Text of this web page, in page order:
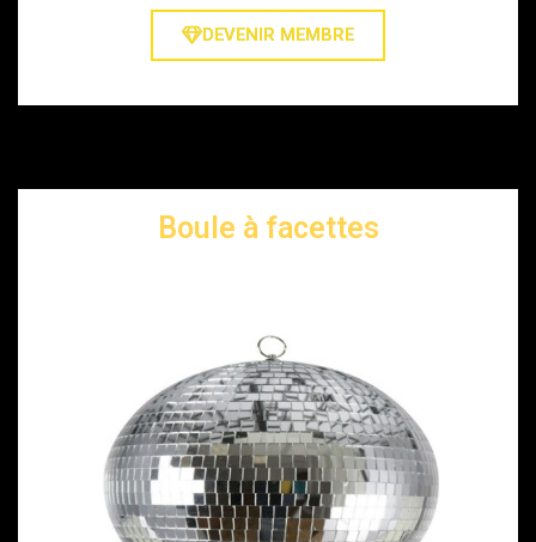
DEVENIR MEMBRE
Boule à facettes